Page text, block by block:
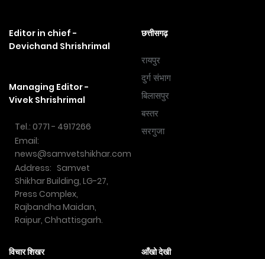
Editor in chief -
Devichand Shrishrimal
Managing Editor -
Vivek Shrishrimal
Tel.: 0771 - 4917266
Email:
news@samvetshikhar.com
Address: Samvet
Shikhar Building, LG-27,
Press Complex,
Rajbandha Maidan,
Raipur, Chhattisgarh.
छत्तीसगढ़
रायपुर
दुर्ग संभाग
बिलासपुर
बस्तर
सरगुजा
विचार शिखर आँखो देखी